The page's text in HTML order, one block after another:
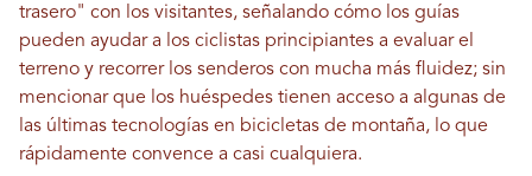
trasero" con los visitantes, señalando cómo los guías
pueden ayudar a los ciclistas principiantes a evaluar el
terreno y recorrer los senderos con mucha más fluidez; sin
mencionar que los huéspedes tienen acceso a algunas de
las últimas tecnologías en bicicletas de montaña, lo que
rápidamente convence a casi cualquiera.